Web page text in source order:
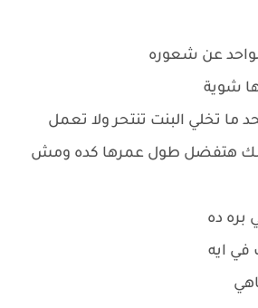
عن شعوره
شوية
ما تخلي البنت تنتحر ولا تعمل
هتفضل طول عمرها كده ومش
بره ده
ايه